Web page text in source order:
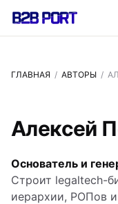
ГЛАВНАЯ / АВТОРЫ /
Алексей
Основатель и
Строит legaltech-
иерархии, РОПов